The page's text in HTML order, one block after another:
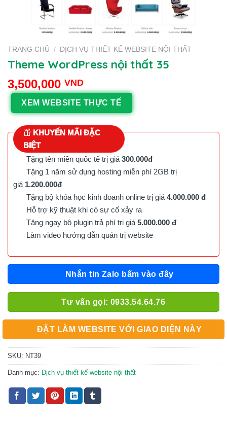
TRANG CHỦ / DỊCH VỤ THIẾT KẾ WEBSITE NỘI THẤT
Theme WordPress nội thất 35
3,500,000 VND
XEM WEBSITE THỰC TẾ
KHUYẾN MÃI ĐẶC
BIỆT
Tặng tên miền quốc tế trị giá 300.000đ
Tặng 1 năm sử dụng hosting miễn phí 2GB trị
giá 1.200.000đ
Tặng bộ khóa học kinh doanh online trị giá 4.000.000 đ
Hỗ trợ kỹ thuật khi có sự cố xảy ra
Tặng ngay bộ plugin trả phí trị giá 5.000.000 đ
Làm video hướng dẫn quản trị website
Nhắn tin Zalo bấm vào đây
Tư vấn gọi: 0933.54.64.76
ĐẶT LÀM WEBSITE VỚI GIAO DIỆN NÀY
SKU: NT39
Danh mục: Dịch vụ thiết kế website nội thất